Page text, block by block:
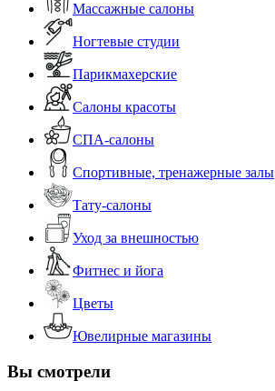
Массажные салоны
Ногтевые студии
Парикмахерские
Салоны красоты
СПА-салоны
Спортивные, тренажерные залы
Тату-салоны
Уход за внешностью
Фитнес и йога
Цветы
Ювелирные магазины
Вы смотрели